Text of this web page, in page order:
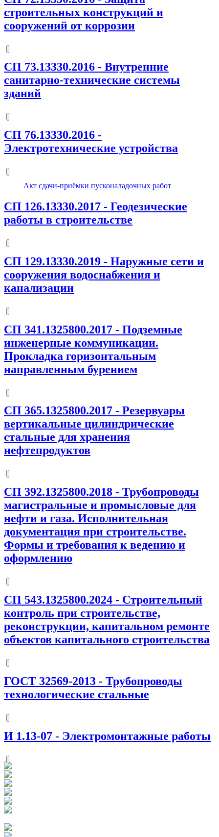
строительных конструкций и
сооружений от коррозии
СП 73.13330.2016 - Внутренние
санитарно-технические системы
зданий
СП 76.13330.2016 -
Электротехнические устройства
Акт сдачи-приёмки пусконаладочных работ
СП 126.13330.2017 - Геодезические
работы в строительстве
СП 129.13330.2019 - Наружные сети и
сооружения водоснабжения и
канализации
СП 341.1325800.2017 - Подземные
инженерные коммуникации.
Прокладка горизонтальным
направленным бурением
СП 365.1325800.2017 - Резервуары
вертикальные цилиндрические
стальные для хранения
нефтепродуктов
СП 392.1325800.2018 - Трубопроводы
магистральные и промысловые для
нефти и газа. Исполнительная
документация при строительстве.
Формы и требования к ведению и
оформлению
СП 543.1325800.2024 - Строительный
контроль при строительстве,
реконструкции, капитальном ремонте
объектов капитального строительства
ГОСТ 32569-2013 - Трубопроводы
технологические стальные
И 1.13-07 - Электромонтажные работы